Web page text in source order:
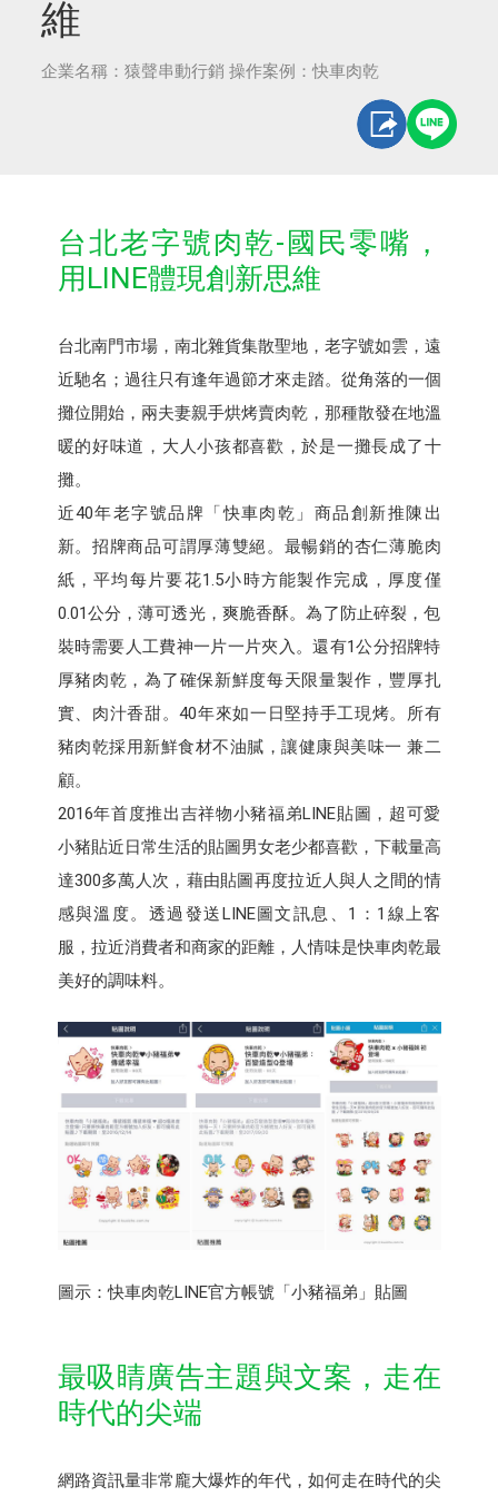
維
企業名稱：猿聲串動行銷 操作案例：快車肉乾
台北老字號肉乾-國民零嘴，
用LINE體現創新思維
台北南門市場，南北雜貨集散聖地，老字號如雲，遠
近馳名；過往只有逢年過節才來走踏。從角落的一個
攤位開始，兩夫妻親手烘烤賣肉乾，那種散發在地溫
暖的好味道，大人小孩都喜歡，於是一攤長成了十
攤。
近40年老字號品牌「快車肉乾」商品創新推陳出
新。招牌商品可謂厚薄雙絕。最暢銷的杏仁薄脆肉
紙，平均每片要花1.5小時方能製作完成，厚度僅
0.01公分，薄可透光，爽脆香酥。為了防止碎裂，包
裝時需要人工費神一片一片夾入。還有1公分招牌特
厚豬肉乾，為了確保新鮮度每天限量製作，豐厚扎
實、肉汁香甜。40年來如一日堅持手工現烤。所有
豬肉乾採用新鮮食材不油膩，讓健康與美味一 兼二
顧。
2016年首度推出吉祥物小豬福弟LINE貼圖，超可愛
小豬貼近日常生活的貼圖男女老少都喜歡，下載量高
達300多萬人次，藉由貼圖再度拉近人與人之間的情
感與溫度。透過發送LINE圖文訊息、1：1線上客
服，拉近消費者和商家的距離，人情味是快車肉乾最
美好的調味料。
圖示：快車肉乾LINE官方帳號「小豬福弟」貼圖
最吸睛廣告主題與文案，走在
時代的尖端
網路資訊量非常龐大爆炸的年代，如何走在時代的尖